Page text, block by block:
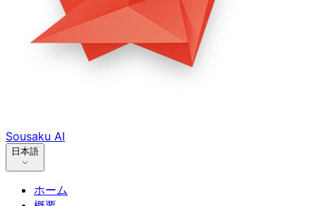
Sousaku AI
日本語
ホーム